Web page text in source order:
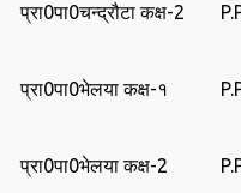
प्रा0पा0चन्‍द्रौटा कक्ष-2
प्रा0पा0भेलया कक्ष-१
प्रा0पा0भेलया कक्ष-2